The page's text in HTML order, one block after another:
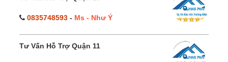
0835748593 - Ms - Như Ý
Tư Vấn Hỗ Trợ Quận 11